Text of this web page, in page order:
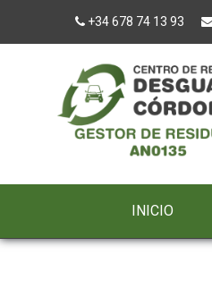
+34 678 74 13 93
INICIO